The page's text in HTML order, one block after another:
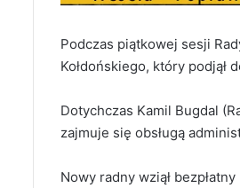
Podczas piątkowej sesji
Kołdońskiego, który podjął
Dotychczas Kamil Bugdal
zajmuje się obsługą
Nowy radny wziął